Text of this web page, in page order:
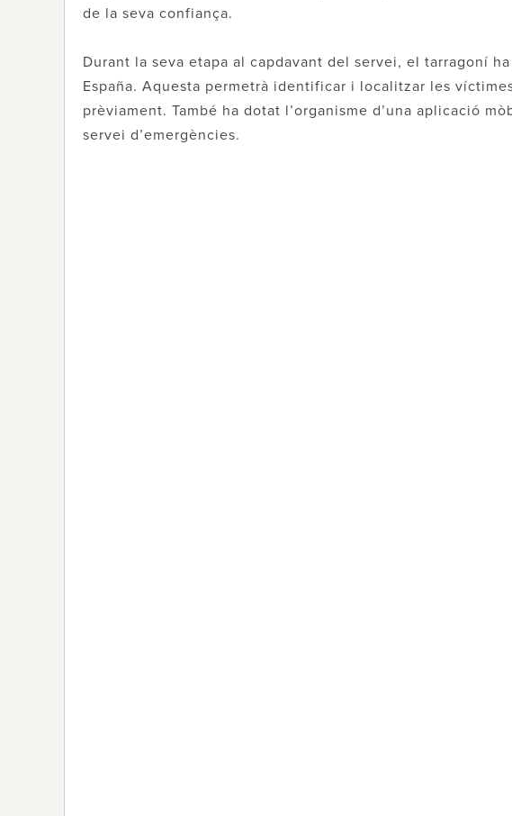
de la seva confiança.
Durant la seva etapa al capdavant del servei, el tarragoní
España. Aquesta permetrà identificar i localitzar les
prèviament. També ha dotat l’organisme d’una aplicació
servei d’emergències.